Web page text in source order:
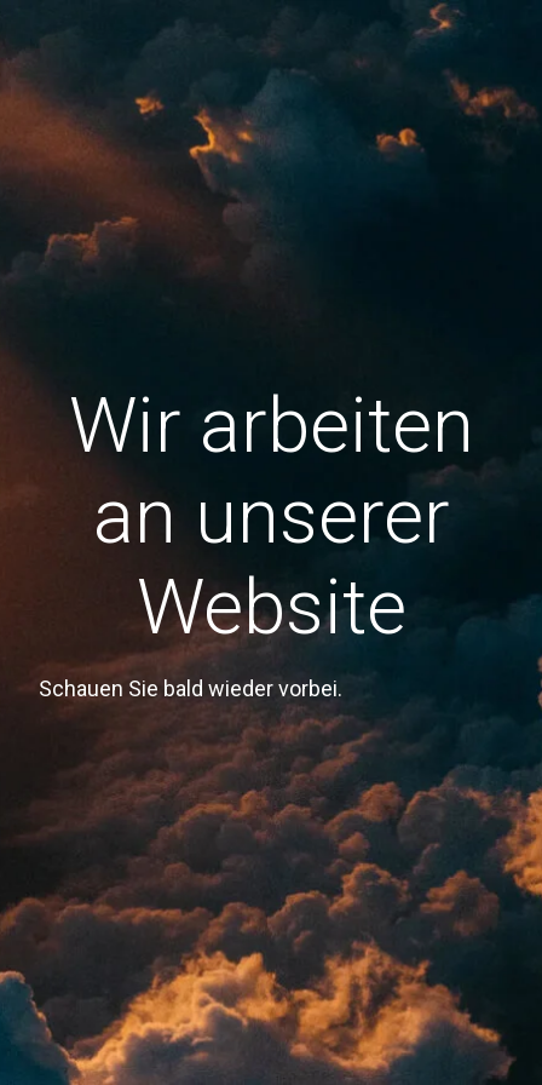
Wir arbeiten
an unserer
Website
Schauen Sie bald wieder vorbei.